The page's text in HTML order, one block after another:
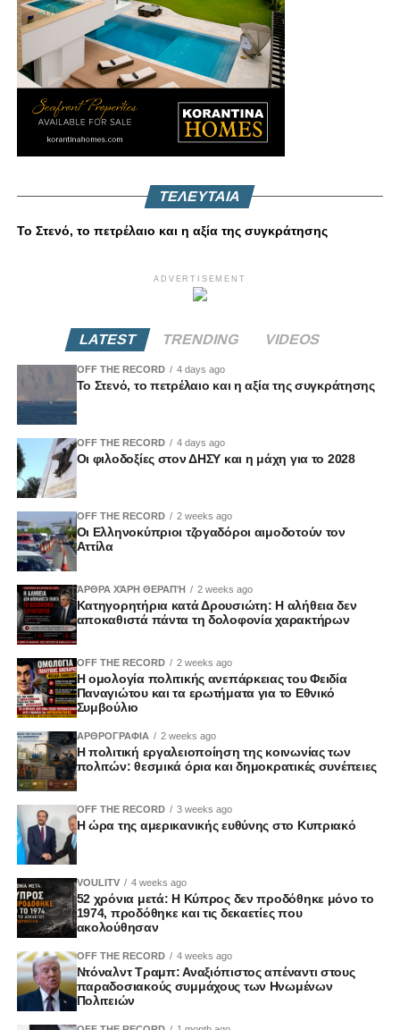
ΤΕΛΕΥΤΑΙΑ
Το Στενό, το πετρέλαιο και η αξία της συγκράτησης
ADVERTISEMENT
LATEST TRENDING VIDEOS
OFF THE RECORD 4 days ago
Το Στενό, το πετρέλαιο και η αξία της συγκράτησης
OFF THE RECORD 4 days ago
Οι φιλοδοξίες στον ΔΗΣΥ και η μάχη για το 2028
OFF THE RECORD 2 weeks ago
Οι Ελληνοκύπριοι τζογαδόροι αιμοδοτούν τον
Αττίλα
ΆΡΘΡΑ ΧΆΡΗ ΘΕΡΑΠΉ 2 weeks ago
Κατηγορητήρια κατά Δρουσιώτη: Η αλήθεια δεν
αποκαθιστά πάντα τη δολοφονία χαρακτήρων
OFF THE RECORD 2 weeks ago
Η ομολογία πολιτικής ανεπάρκειας του Φειδία
Παναγιώτου και τα ερωτήματα για το Εθνικό
Συμβούλιο
ΑΡΘΡΟΓΡΑΦΙΑ 2 weeks ago
Η πολιτική εργαλειοποίηση της κοινωνίας των
πολιτών: θεσμικά όρια και δημοκρατικές συνέπειες
OFF THE RECORD 3 weeks ago
Η ώρα της αμερικανικής ευθύνης στο Κυπριακό
VOULITV 4 weeks ago
52 χρόνια μετά: Η Κύπρος δεν προδόθηκε μόνο το
1974, προδόθηκε και τις δεκαετίες που
ακολούθησαν
OFF THE RECORD 4 weeks ago
Ντόναλντ Τραμπ: Αναξιόπιστος απέναντι στους
παραδοσιακούς συμμάχους των Ηνωμένων
Πολιτειών